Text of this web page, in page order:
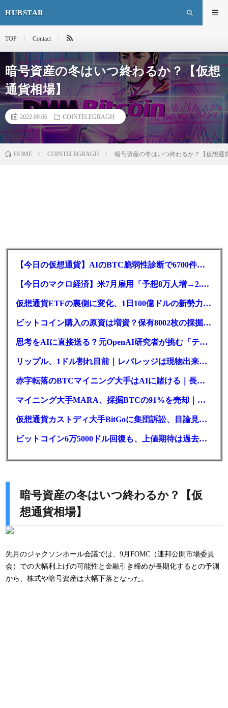
HUBSTAR
TOP Contact
暗号資産の冬はいつ終わるか？【仮想
通貨相場】
2022.09.06 COINTELEGRAGH
HOME COINTELEGRAGH 暗号資産の冬はいつ終わるか？【仮想通
【今日の仮想通貨】AIのBTC脆弱性診断で6700件の指摘。赤字マイニング企業はAIに賭ける
【今日のマクロ経済】米7月雇用「予想8万人増→2.3万人減」で利上げ観測後退
仮想通貨ETFの裏側に変化、1日100億ドルの新勢力がSEC登録
ビットコイン購入の原資は増資？保有8002枚の採掘企業の実態とは
思考をAIに直接送る？元OpenAI研究者が挑む「テレパシー」開発とは
リップル、1ドル割れ目前｜レバレッジは現物出来高の6倍超
赤字転落のBTCマイニング大手はAIに賭ける｜長期負債17.8億ドル
マイニング大手MARA、採掘BTCの91%を売却｜純損失6億ドル
仮想通貨カストディ大手BitGoに集団訴訟、目論見書が争点に
ビットコイン6万5000ドル回復も、上値期待は過去最低の23%
暗号資産の冬はいつ終わるか？【仮
想通貨相場】
先月のジャクソンホール会議では、9月FOMC（連邦公開市場委員
会）での大幅利上げの可能性と金融引き締めが長期化するとの予測
から、株式や暗号資産は大幅下落となった。